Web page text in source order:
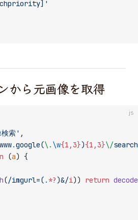
から元画像を取得
js
索' ,
www.google(\. \w{1,3}){1,3}\/search
(a) {
(/imgurl=( . *?)&/i)) return